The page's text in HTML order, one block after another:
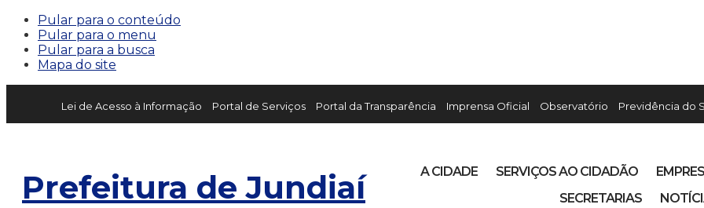
Pular para o conteúdo
Pular para o menu
Pular para a busca
Mapa do site
Lei de Acesso à Informação Portal de Serviços Portal da Transparência Imprensa Oficial Observatório Previdência do
Prefeitura de Jundiaí A CIDADE SERVIÇOS AO CIDADÃO
SECRETARIAS